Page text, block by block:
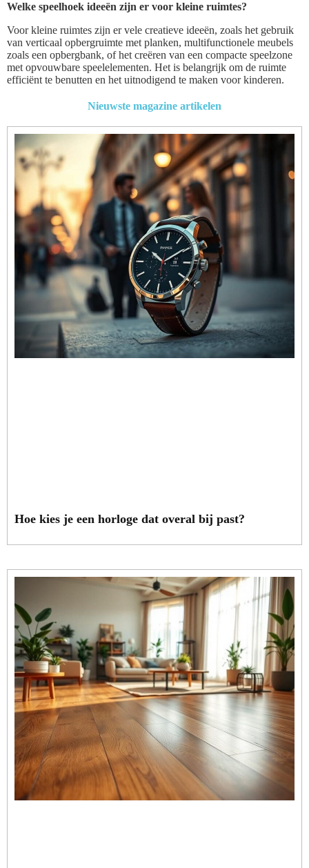
Welke speelhoek ideeën zijn er voor kleine ruimtes?
Voor kleine ruimtes zijn er vele creatieve ideeën, zoals het gebruik
van verticaal opbergruimte met planken, multifunctionele meubels
zoals een opbergbank, of het creëren van een compacte speelzone
met opvouwbare speelelementen. Het is belangrijk om de ruimte
efficiënt te benutten en het uitnodigend te maken voor kinderen.
Nieuwste magazine artikelen
Hoe kies je een horloge dat overal bij past?